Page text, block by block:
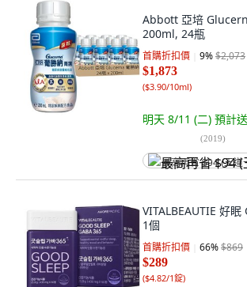
Abbott 亞培
200ml, 24瓶
首購折扣價 9%$2,073
$1,873
($3.90/10ml)
明天 8/11 (二) 預計
(2019)
最高再省 $94 (王道
VITALBEAUTIE 好
1個
首購折扣價 66%$869
$289
($4.82/1錠)